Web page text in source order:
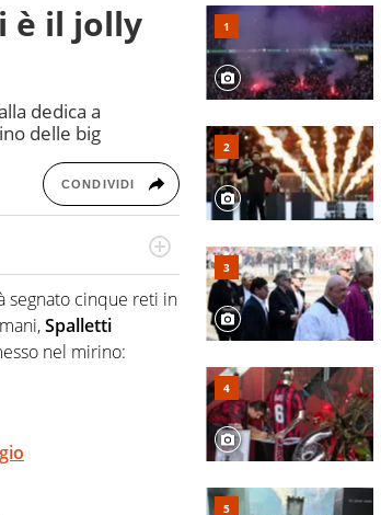
è il jolly
dedica a
delle big
CONDIVIDI
le sue sfaccettature.
è una cosa serissima,
segnato cinque reti in
Spalletti
nel mirino: